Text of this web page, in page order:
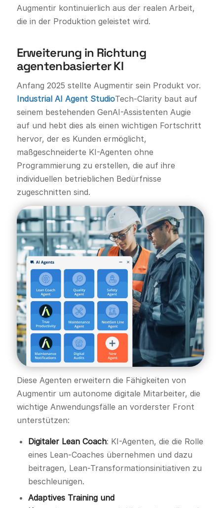
Augmentir kontinuierlich aus der realen Arbeit,
die in der Produktion geleistet wird.
Erweiterung in Richtung
agentenbasierter KI
Anfang 2025 stellte Augmentir sein Produkt vor.
Industrial AI Agent StudioTech-Clarity baut auf
seinem bestehenden GenAI-Assistenten Augie
auf und hebt dies als einen wichtigen Fortschritt
hervor, der es Kunden ermöglicht,
maßgeschneiderte KI-Agenten ohne
Programmierung zu erstellen, die auf ihre
individuellen betrieblichen Bedürfnisse
zugeschnitten sind.
Diese Agenten erweitern die Fähigkeiten von
Augmentir um autonome digitale Mitarbeiter, die
wichtige Anwendungsfälle an vorderster Front
unterstützen:
Digitaler Lean Coach: KI-Agenten, die die Rolle
eines Lean-Coaches übernehmen und dazu
beitragen, Lean-Transformationsinitiativen zu
beschleunigen.
Adaptives Training und